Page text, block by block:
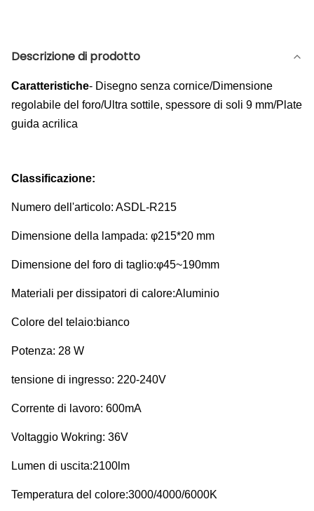
Descrizione di prodotto
Caratteristiche- Disegno senza cornice/Dimensione
regolabile del foro/Ultra sottile, spessore di soli 9 mm/Plate
guida acrilica
Classificazione:
Numero dell'articolo: ASDL-R215
Dimensione della lampada: φ215*20 mm
Dimensione del foro di taglio:φ45~190mm
Materiali per dissipatori di calore:Aluminio
Colore del telaio:bianco
Potenza: 28 W
tensione di ingresso: 220-240V
Corrente di lavoro: 600mA
Voltaggio Wokring: 36V
Lumen di uscita:2100lm
Temperatura del colore:3000/4000/6000K